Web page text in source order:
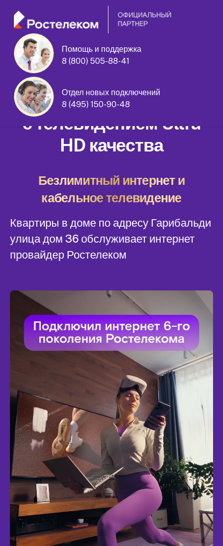
Помощь и поддержка
8 (800) 505-88-41
Отдел новых подключений
8 (495) 150-90-48
Гарибальди улица дом 36
Домашний интернет
с телевидением Ultra
HD качества
Безлимитный интернет и
кабельное телевидение
Квартиры в доме по адресу Гарибальди
улица дом 36 обслуживает интернет
провайдер Ростелеком